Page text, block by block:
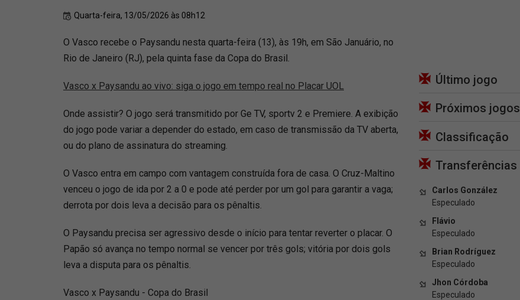
Quarta-feira, 13/05/2026 às 08h12
O Vasco recebe o Paysandu nesta quarta-feira (13), às 19h, em São Januário, no
Rio de Janeiro (RJ), pela quinta fase da Copa do Brasil.
Vasco x Paysandu ao vivo: siga o jogo em tempo real no Placar UOL
Onde assistir? O jogo será transmitido por Ge TV, sportv 2 e Premiere. A exibição
do jogo pode variar a depender do estado, em caso de transmissão da TV aberta,
ou do plano de assinatura do streaming.
O Vasco entra em campo com vantagem construída fora de casa. O Cruz-Maltino
venceu o jogo de ida por 2 a 0 e pode até perder por um gol para garantir a vaga;
derrota por dois leva a decisão para os pênaltis.
O Paysandu precisa ser agressivo desde o início para tentar reverter o placar. O
Papão só avança no tempo normal se vencer por três gols; vitória por dois gols
leva a disputa para os pênaltis.
Vasco x Paysandu - Copa do Brasil
Último jogo
Próximos jogos
Classificação
Transferências
Carlos González
Especulado
Flávio
Especulado
Brian Rodríguez
Especulado
Jhon Córdoba
Especulado